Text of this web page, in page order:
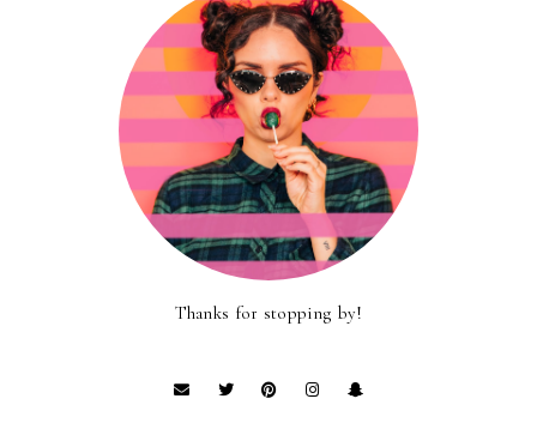
Thanks for stopping by!